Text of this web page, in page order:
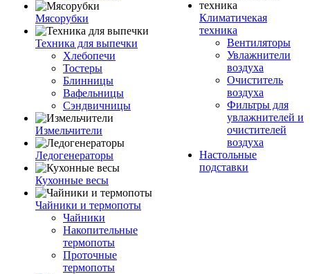
Мясорубки
Техника для выпечки
Хлебопечи
Тостеры
Блинницы
Вафельницы
Сэндвичницы
Измельчители
Ледогенераторы
Кухонные весы
Чайники и термопоты
Чайники
Накопительные
термопоты
Проточные
термопоты
Климатичекая
техника
Вентиляторы
Увлажнители
воздуха
Очиститель
воздуха
Фильтры для
увлажнителей и
очистителей
воздуха
Настольные
подставки